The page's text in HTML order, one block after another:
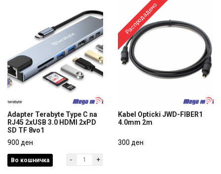
Adapter Terabyte Type C na
RJ45 2xUSB 3.0 HDMI 2xPD
900 ден
Adapter Terabyte Type C na
RJ45 2xUSB 3.0 HDMI 2xPD
SD TF 8vo1
900 ден
Во кошничка - +
Распродадено
4.0mm 2m
Kabel Opticki JWD-FIBER1
4.0mm 2m
300 ден